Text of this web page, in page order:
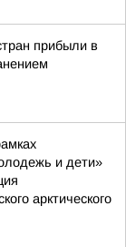
прибыли в
и дети»
арктического